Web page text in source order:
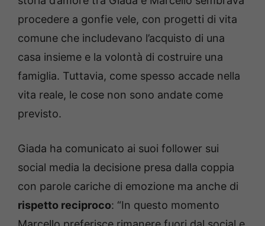
procedere a gonfie vele, con progetti di vita
comune che includevano l’acquisto di una
casa insieme e la volontà di costruire una
famiglia. Tuttavia, come spesso accade nella
vita reale, le cose non sono andate come
previsto.
Giada ha comunicato ai suoi follower sui
social media la decisione presa dalla coppia
con parole cariche di emozione ma anche di
rispetto reciproco: “In questo momento